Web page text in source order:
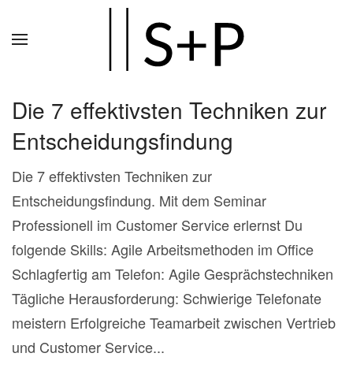
Die 7 effektivsten Techniken zur
Entscheidungsfindung
Die 7 effektivsten Techniken zur
Entscheidungsfindung. Mit dem Seminar
Professionell im Customer Service erlernst Du
folgende Skills: Agile Arbeitsmethoden im Office
Schlagfertig am Telefon: Agile Gesprächstechniken
Tägliche Herausforderung: Schwierige Telefonate
meistern Erfolgreiche Teamarbeit zwischen Vertrieb
und Customer Service...